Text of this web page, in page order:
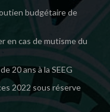
budgétaire de
en cas de mutisme du
20 ans à la SEEG
2022 sous réserve